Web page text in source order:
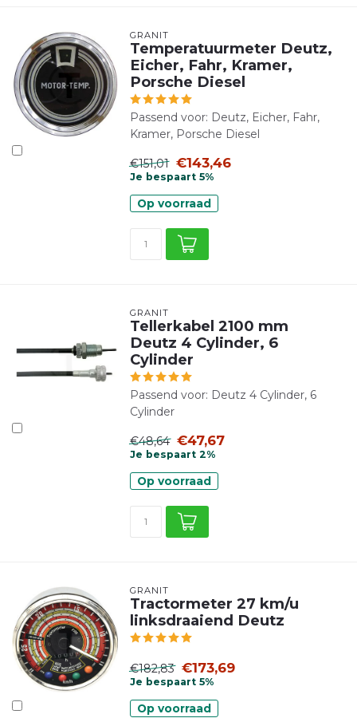
GRANIT
Temperatuurmeter Deutz,
Eicher, Fahr, Kramer,
Porsche Diesel
Passend voor: Deutz, Eicher, Fahr,
Kramer, Porsche Diesel
€151,01 €143,46
Je bespaart 5%
Op voorraad
GRANIT
Tellerkabel 2100 mm
Deutz 4 Cylinder, 6
Cylinder
Passend voor: Deutz 4 Cylinder, 6
Cylinder
€48,64 €47,67
Je bespaart 2%
Op voorraad
GRANIT
Tractormeter 27 km/u
linksdraaiend Deutz
€182,83 €173,69
Je bespaart 5%
Op voorraad